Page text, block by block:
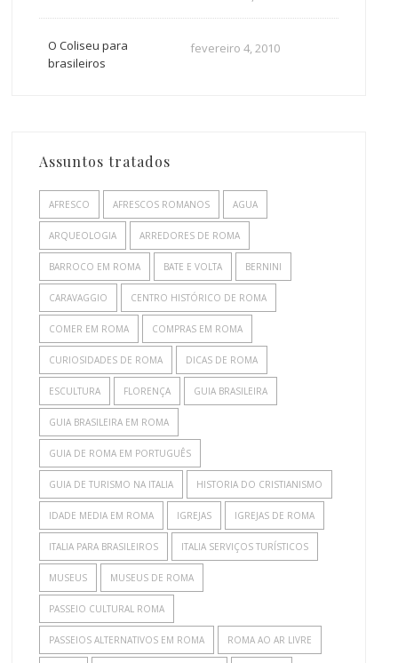
O Coliseu para
brasileiros
fevereiro 4, 2010
Assuntos tratados
AFRESCO AFRESCOS ROMANOS AGUA
ARQUEOLOGIA ARREDORES DE ROMA
BARROCO EM ROMA BATE E VOLTA BERNINI
CARAVAGGIO CENTRO HISTÓRICO DE ROMA
COMER EM ROMA COMPRAS EM ROMA
CURIOSIDADES DE ROMA DICAS DE ROMA
ESCULTURA FLORENÇA GUIA BRASILEIRA
GUIA BRASILEIRA EM ROMA
GUIA DE ROMA EM PORTUGUÊS
GUIA DE TURISMO NA ITALIA HISTORIA DO CRISTIANISMO
IDADE MEDIA EM ROMA IGREJAS IGREJAS DE ROMA
ITALIA PARA BRASILEIROS ITALIA SERVIÇOS TURÍSTICOS
MUSEUS MUSEUS DE ROMA
PASSEIO CULTURAL ROMA
PASSEIOS ALTERNATIVOS EM ROMA ROMA AO AR LIVRE